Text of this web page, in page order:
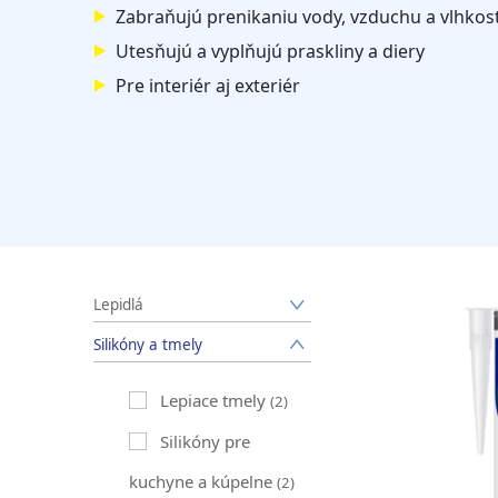
Zabraňujú prenikaniu vody, vzduchu a
Utesňujú a vyplňujú praskliny a diery
Pre interiér aj exteriér
Lepidlá
Silikóny a tmely
Lepiace tmely (2)
Silikóny pre
kuchyne a kúpelne (2)